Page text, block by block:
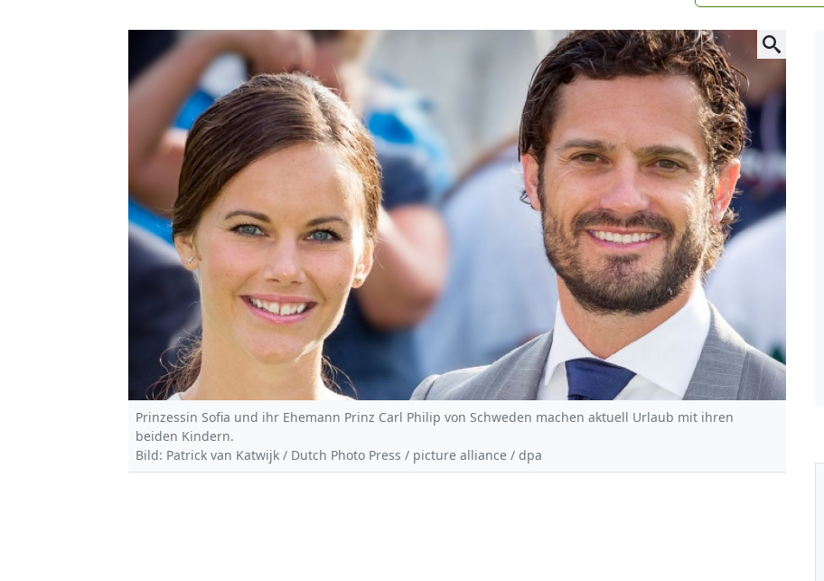
Prinzessin Sofia und ihr Ehemann Prinz Carl Philip von Schweden machen aktuell Urlaub mit ihren
beiden Kindern.
Bild: Patrick van Katwijk / Dutch Photo Press / picture alliance / dpa